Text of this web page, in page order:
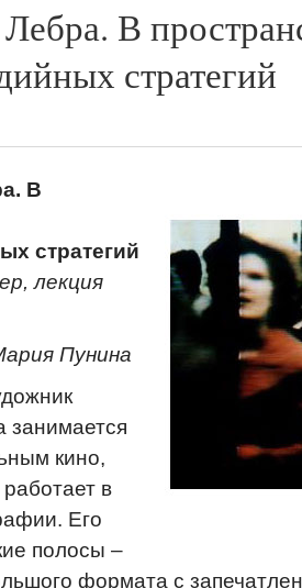
В
стратегий
В
стратегий
лекция
Пунина
занимается
кино,
в
Его
полосы –
формата с